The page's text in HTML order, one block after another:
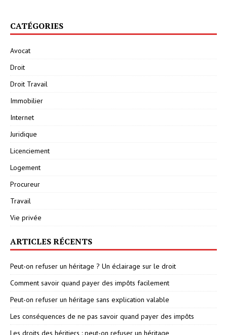
CATÉGORIES
Avocat
Droit
Droit Travail
Immobilier
Internet
Juridique
Licenciement
Logement
Procureur
Travail
Vie privée
ARTICLES RÉCENTS
Peut-on refuser un héritage ? Un éclairage sur le droit
Comment savoir quand payer des impôts facilement
Peut-on refuser un héritage sans explication valable
Les conséquences de ne pas savoir quand payer des impôts
Les droits des héritiers : peut-on refuser un héritage